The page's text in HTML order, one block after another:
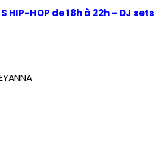
HIP-HOP de 18h à 22h – DJ sets